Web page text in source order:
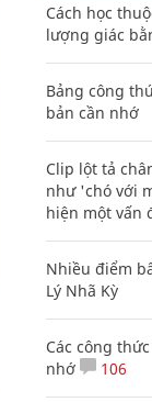
Cách học
lượng giác
Bảng công
bản cần nhớ
Clip lột tả
như 'chó với
hiện một vấn
Nhiều điểm
Lý Nhã Kỳ
Các công
nhớ
106